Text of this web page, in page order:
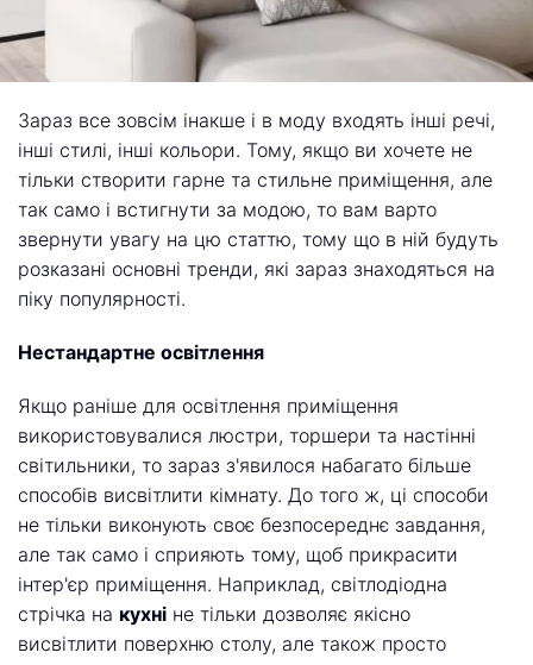
Зараз все зовсім інакше і в моду входять інші речі,
інші стилі, інші кольори. Тому, якщо ви хочете не
тільки створити гарне та стильне приміщення, але
так само і встигнути за модою, то вам варто
звернути увагу на цю статтю, тому що в ній будуть
розказані основні тренди, які зараз знаходяться на
піку популярності.
Нестандартне освітлення
Якщо раніше для освітлення приміщення
використовувалися люстри, торшери та настінні
світильники, то зараз з'явилося набагато більше
способів висвітлити кімнату. До того ж, ці способи
не тільки виконують своє безпосереднє завдання,
але так само і сприяють тому, щоб прикрасити
інтер'єр приміщення. Наприклад, світлодіодна
стрічка на кухні не тільки дозволяє якісно
висвітлити поверхню столу, але також просто